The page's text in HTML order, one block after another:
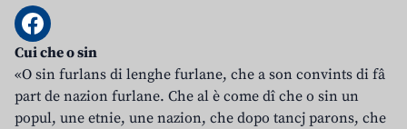
Cui che o sin
«O sin furlans di lenghe furlane, che a son convints di fâ
part de nazion furlane. Che al è come dî che o sin un
popul, une etnie, une nazion, che dopo tancj parons, che